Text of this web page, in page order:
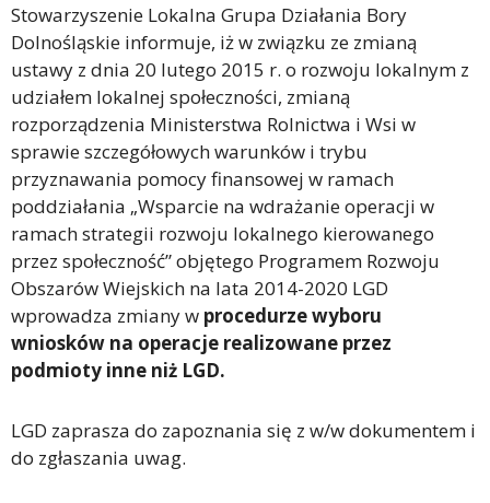
Stowarzyszenie Lokalna Grupa Działania Bory
Dolnośląskie informuje, iż w związku ze zmianą
ustawy z dnia 20 lutego 2015 r. o rozwoju lokalnym z
udziałem lokalnej społeczności, zmianą
rozporządzenia Ministerstwa Rolnictwa i Wsi w
sprawie szczegółowych warunków i trybu
przyznawania pomocy finansowej w ramach
poddziałania „Wsparcie na wdrażanie operacji w
ramach strategii rozwoju lokalnego kierowanego
przez społeczność” objętego Programem Rozwoju
Obszarów Wiejskich na lata 2014-2020 LGD
wprowadza zmiany w procedurze wyboru
wniosków na operacje realizowane przez
podmioty inne niż LGD.
LGD zaprasza do zapoznania się z w/w dokumentem i
do zgłaszania uwag.